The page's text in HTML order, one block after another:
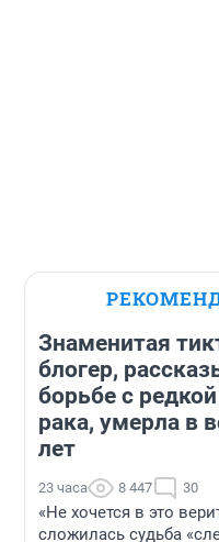
Знаменитая
блогер,
борьбе с
рака, умерла в
лет
23 часа 8 447 30
«Не хочется в это
сложилась судьба